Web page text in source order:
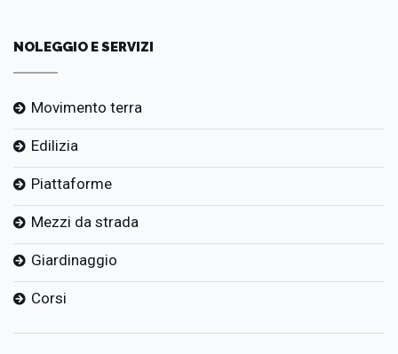
NOLEGGIO E SERVIZI
Movimento terra
Edilizia
Piattaforme
Mezzi da strada
Giardinaggio
Corsi